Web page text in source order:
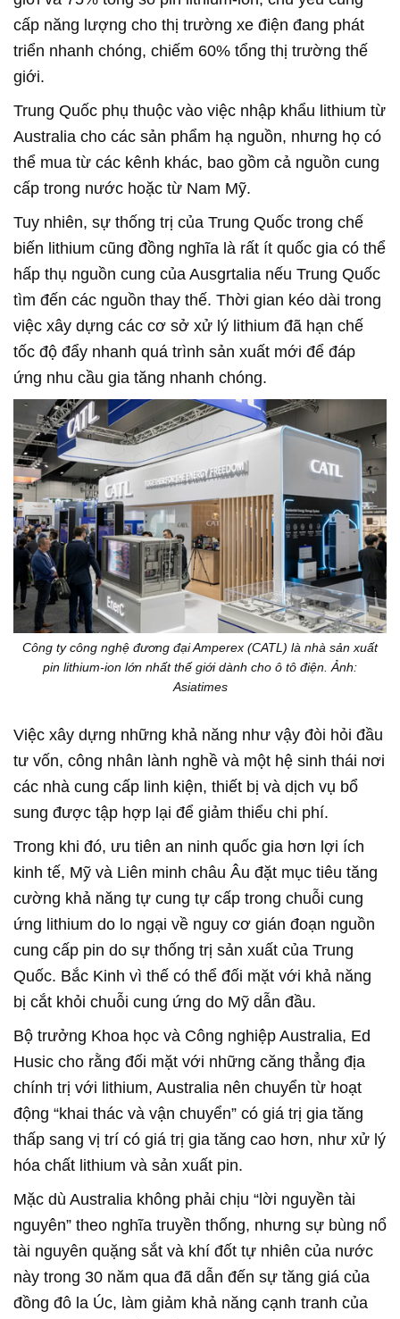
cấp năng lượng cho thị trường xe điện đang phát
triển nhanh chóng, chiếm 60% tổng thị trường thế
giới.
Trung Quốc phụ thuộc vào việc nhập khẩu lithium từ
Australia cho các sản phẩm hạ nguồn, nhưng họ có
thể mua từ các kênh khác, bao gồm cả nguồn cung
cấp trong nước hoặc từ Nam Mỹ.
Tuy nhiên, sự thống trị của Trung Quốc trong chế
biến lithium cũng đồng nghĩa là rất ít quốc gia có thể
hấp thụ nguồn cung của Ausgrtalia nếu Trung Quốc
tìm đến các nguồn thay thế. Thời gian kéo dài trong
việc xây dựng các cơ sở xử lý lithium đã hạn chế
tốc độ đẩy nhanh quá trình sản xuất mới để đáp
ứng nhu cầu gia tăng nhanh chóng.
Công ty công nghệ đương đại Amperex (CATL) là nhà sản xuất
pin lithium-ion lớn nhất thế giới dành cho ô tô điện. Ảnh:
Asiatimes
Việc xây dựng những khả năng như vậy đòi hỏi đầu
tư vốn, công nhân lành nghề và một hệ sinh thái nơi
các nhà cung cấp linh kiện, thiết bị và dịch vụ bổ
sung được tập hợp lại để giảm thiểu chi phí.
Trong khi đó, ưu tiên an ninh quốc gia hơn lợi ích
kinh tế, Mỹ và Liên minh châu Âu đặt mục tiêu tăng
cường khả năng tự cung tự cấp trong chuỗi cung
ứng lithium do lo ngại về nguy cơ gián đoạn nguồn
cung cấp pin do sự thống trị sản xuất của Trung
Quốc. Bắc Kinh vì thế có thể đối mặt với khả năng
bị cắt khỏi chuỗi cung ứng do Mỹ dẫn đầu.
Bộ trưởng Khoa học và Công nghiệp Australia, Ed
Husic cho rằng đối mặt với những căng thẳng địa
chính trị với lithium, Australia nên chuyển từ hoạt
động “khai thác và vận chuyển” có giá trị gia tăng
thấp sang vị trí có giá trị gia tăng cao hơn, như xử lý
hóa chất lithium và sản xuất pin.
Mặc dù Australia không phải chịu “lời nguyền tài
nguyên” theo nghĩa truyền thống, nhưng sự bùng nổ
tài nguyên quặng sắt và khí đốt tự nhiên của nước
này trong 30 năm qua đã dẫn đến sự tăng giá của
đồng đô la Úc, làm giảm khả năng cạnh tranh của